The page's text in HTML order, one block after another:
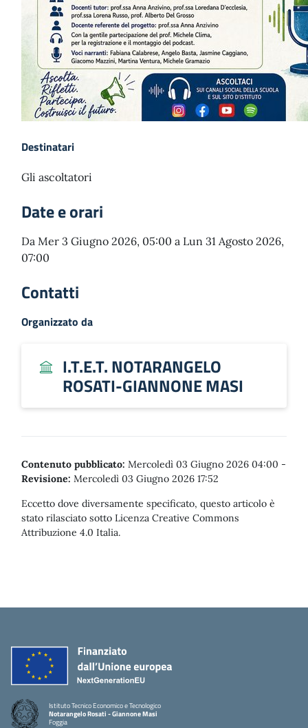
Destinatari
Gli ascoltatori
Date e orari
Da Mer 3 Giugno 2026, 05:00 a Lun 31 Agosto 2026,
07:00
Contatti
Organizzato da
I.T.E.T. NOTARANGELO
ROSATI-GIANNONE MASI
Contenuto pubblicato: Mercoledì 03 Giugno 2026 04:00 -
Revisione: Mercoledì 03 Giugno 2026 17:52
Eccetto dove diversamente specificato, questo articolo è
stato rilasciato sotto Licenza Creative Commons
Attribuzione 4.0 Italia.
Istituto Tecnico Economico e Tecnologico
Notarangelo Rosati - Giannone Masi
Foggia